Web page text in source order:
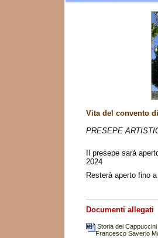
Vita del convento
PRESEPE
Il presepe sarà
2024
Resterà aperto fino
Documenti allegati
Storia dei
Francesco Saverio